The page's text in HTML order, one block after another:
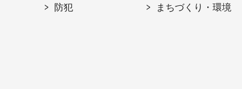
防犯 まちづくり・環境